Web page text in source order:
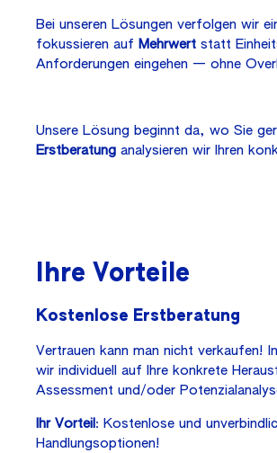
Bei unseren Lösungen verfolgen wir
fokussieren auf Mehrwert statt
Anforderungen eingehen — ohne
Unsere Lösung beginnt da, wo Sie
Erstberatung analysieren wir Ihren
Ihre Vorteile
Kostenlose Erstberatung
Vertrauen kann man nicht verkaufen!
wir individuell auf Ihre konkrete
Assessment und/oder
Ihr Vorteil : Kostenlose und
Handlungsoptionen!